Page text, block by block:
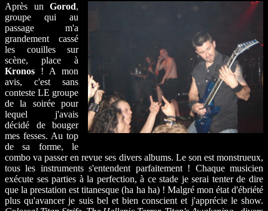
Après un Gorod,
groupe qui au
passage m'a
grandement cassé
les couilles sur
scène, place à
Kronos ! A mon
avis, c'est sans
conteste LE groupe
de la soirée pour
lequel j'avais
décidé de bouger
mes fesses. Au top
de sa forme, le
combo va passer en revue ses divers albums. Le son est monstrueux,
tous les instruments s'entendent parfaitement ! Chaque musicien
exécute ses parties à la perfection, à ce stade je serai tenter de dire
que la prestation est titanesque (ha ha ha) ! Malgré mon état d'ébriété
plus qu'avancer je suis bel et bien conscient et j'apprécie le show.